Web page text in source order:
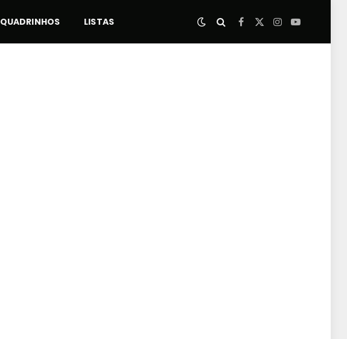
QUADRINHOS LISTAS Facebook
X
Instagram
YouTube